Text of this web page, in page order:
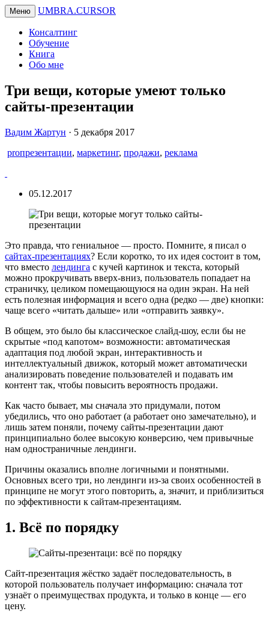
Меню UMBRA.CURSOR
Консалтинг
Обучение
Книга
Обо мне
Три вещи, которые умеют только
сайты-презентации
Вадим
Вадим Жартун · 5 декабря 2017
proпрезентации, маркетинг, продажи, реклама
05.12.2017
Это правда, что гениальное — просто. Помните, я писал о
сайтах-презентациях? Если коротко, то их идея состоит в том,
что вместо лендинга с кучей картинок и текста, который
можно прокручивать вверх-вниз, пользователь попадает на
страничку, целиком помещающуюся на один экран. На ней
есть полезная информация и всего одна (редко — две) кнопки:
чаще всего «читать дальше» или «отправить заявку».
В общем, это было бы классическое слайд-шоу, если бы не
скрытые «под капотом» возможности: автоматическая
адаптация под любой экран, интерактивность и
интеллектуальный движок, который может автоматически
анализировать поведение пользователей и подавать им
контент так, чтобы повысить вероятность продажи.
Как часто бывает, мы сначала это придумали, потом
убедились, что оно работает (а работает оно замечательно), и
лишь затем поняли, почему сайты-презентации дают
принципиально более высокую конверсию, чем привычные
нам одностраничные лендинги.
Причины оказались вполне логичными и понятными.
Основных всего три, но лендинги из-за своих особенностей в
принципе не могут этого повторить, а, значит, и приблизиться
по эффективности к сайтам-презентациям.
1. Всё по порядку
Сайт-презентация жёстко задаёт последовательность, в
которой пользователь получает информацию: сначала тот
узнаёт о преимуществах продукта, и только в конце — его
цену.